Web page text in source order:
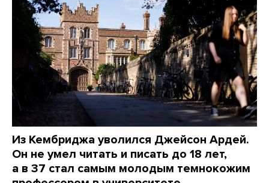
Из Кембриджа уволился Джейсон Ардей.
Он не умел читать и писать до 18 лет,
а в 37 стал самым молодым темнокожим